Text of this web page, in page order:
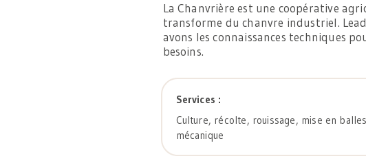
La Chanvrière est une coopérative
transforme du chanvre industriel.
avons les connaissances techniques
besoins.
Services :
Culture, récolte, rouissage, mise en
mécanique